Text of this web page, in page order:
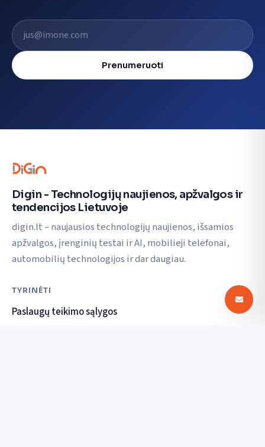
El. pašto adresas
Prenumeruoti
Digin - Technologijų naujienos, apžvalgos ir
tendencijos Lietuvoje
digin.lt – naujausios technologijų naujienos, išsamios
apžvalgos, įrenginių testai ir AI, mobilieji telefonai,
automobilių technologijos ir dar daugiau.
TYRINĖTI
Paslaugų teikimo sąlygos